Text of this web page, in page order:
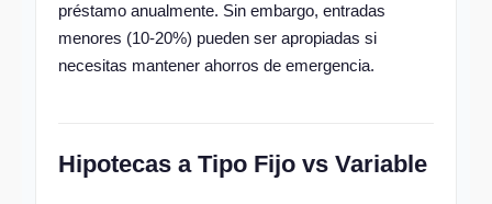
préstamo anualmente. Sin embargo, entradas
menores (10-20%) pueden ser apropiadas si
necesitas mantener ahorros de emergencia.
Hipotecas a Tipo Fijo vs Variable